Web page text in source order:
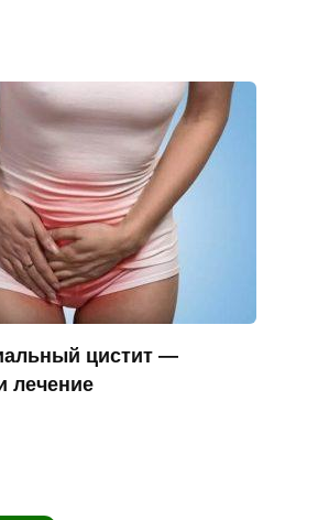
цистит —
лечение